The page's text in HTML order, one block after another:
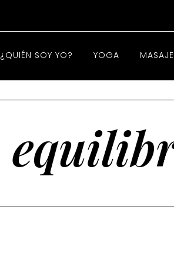
¿QUIÉN SOY YO? YOGA